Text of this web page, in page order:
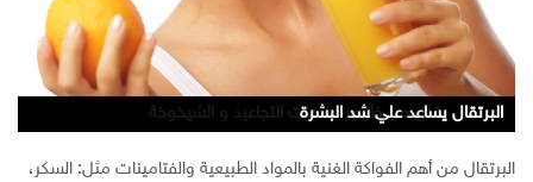
البرتقال يفتح البشرة
البرتقال يقلل من ظهور علامات التجاعيد و الشيخوخة
البرتقال يساعد علي شد البشرة
البرتقال من أهم الفواكة الغنية بالمواد الطبيعية والفتامينات مثل: السكر،